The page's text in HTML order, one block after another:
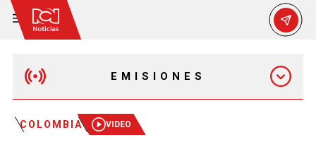
EMISIONES
EMISIÓN 12:30 PM
COLOMBIA VIDEO